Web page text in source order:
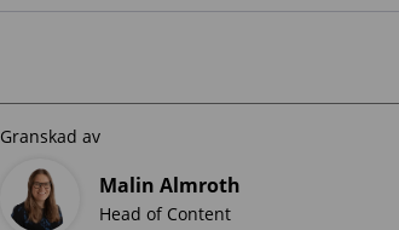
Granskad av
Malin Almroth
Head of Content